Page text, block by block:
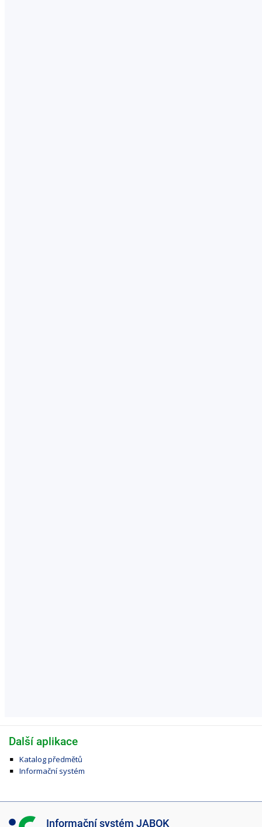
Další aplikace
Katalog předmětů
Informační systém
I Informační systém JABOK